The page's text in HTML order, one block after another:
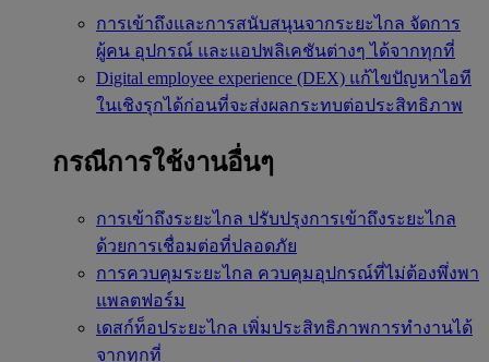
การเข้าถึงและการสนับสนุนจากระยะไกล จัดการ
ผู้คน อุปกรณ์ และแอปพลิเคชันต่างๆ ได้จากทุกที่
Digital employee experience (DEX) แก้ไขปัญหาไอที
ในเชิงรุกได้ก่อนที่จะส่งผลกระทบต่อประสิทธิภาพ
กรณีการใช้งานอื่นๆ
การเข้าถึงระยะไกล ปรับปรุงการเข้าถึงระยะไกล
ด้วยการเชื่อมต่อที่ปลอดภัย
การควบคุมระยะไกล ควบคุมอุปกรณ์ที่ไม่ต้องพึ่งพา
แพลตฟอร์ม
เดสก์ท็อประยะไกล เพิ่มประสิทธิภาพการทำงานได้
จากทุกที่